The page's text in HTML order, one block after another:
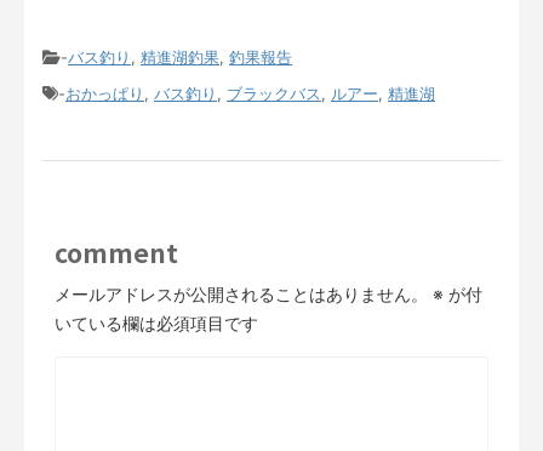
-バス釣り , 精進湖釣果, 釣果報告
-おかっぱり , バス釣り , ブラックバス, ルアー, 精進湖
comment
メールアドレスが公開されることはありません。 ※ が付
いている欄は必須項目です